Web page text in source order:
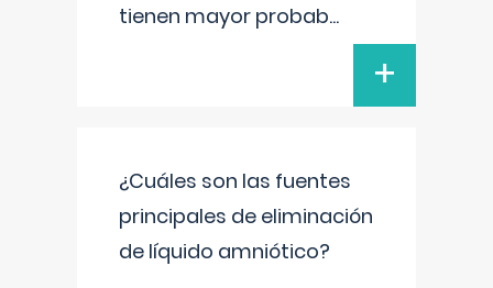
tienen mayor probab...
+
¿Cuáles son las fuentes
principales de eliminación
de líquido amniótico?